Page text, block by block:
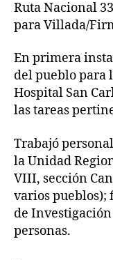
Ruta Nacional
para Villada/
En primera
del pueblo para
Hospital San
las tareas
Trabajó
la Unidad
VIII, sección
varios pueblos);
de
personas.